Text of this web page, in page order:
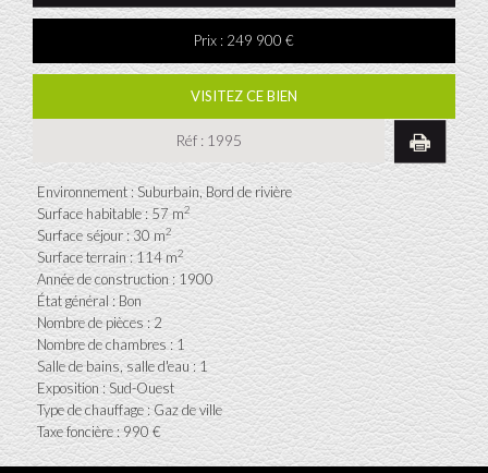
Prix : 249 900 €
VISITEZ CE BIEN
Réf : 1995
Environnement : Suburbain, Bord de rivière
Surface habitable : 57 m2
Surface séjour : 30 m2
Surface terrain : 114 m2
Année de construction : 1900
État général : Bon
Nombre de pièces : 2
Nombre de chambres : 1
Salle de bains, salle d'eau : 1
Exposition : Sud-Ouest
Type de chauffage : Gaz de ville
Taxe foncière : 990 €